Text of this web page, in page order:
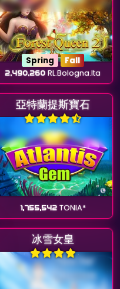
Spring Fall
2,490,260RL.Bologna.Ita
亞特蘭提斯寶石
1,755,542 TONIA*
冰雪女皇